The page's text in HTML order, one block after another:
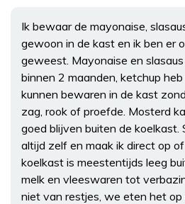
Ik bewaar de mayonaise,
gewoon in de kast en ik ben er
geweest. Mayonaise en
binnen 2 maanden, ketchup
kunnen bewaren in de kast
zag, rook of proefde. Mosterd
goed blijven buiten de koelkast.
altijd zelf en maak ik direct op
koelkast is meestentijds leeg
melk en vleeswaren tot
niet van restjes, we eten het op